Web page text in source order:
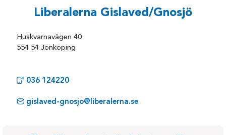
Liberalerna Gislaved/Gnosjö
Huskvarnavägen 40
554 54 Jönköping
036 124220
gislaved-gnosjo@liberalerna.se